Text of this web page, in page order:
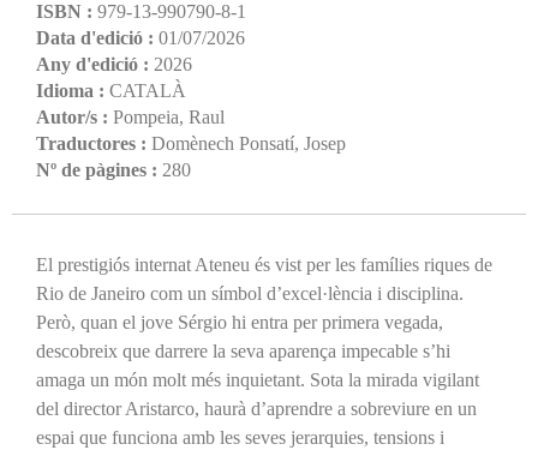
ISBN : 979-13-990790-8-1
Data d'edició : 01/07/2026
Any d'edició : 2026
Idioma : CATALÀ
Autor/s : Pompeia, Raul
Traductores : Domènech Ponsatí, Josep
Nº de pàgines : 280
El prestigiós internat Ateneu és vist per les famílies riques de
Rio de Janeiro com un símbol d’excel·lència i disciplina.
Però, quan el jove Sérgio hi entra per primera vegada,
descobreix que darrere la seva aparença impecable s’hi
amaga un món molt més inquietant. Sota la mirada vigilant
del director Aristarco, haurà d’aprendre a sobreviure en un
espai que funciona amb les seves jerarquies, tensions i